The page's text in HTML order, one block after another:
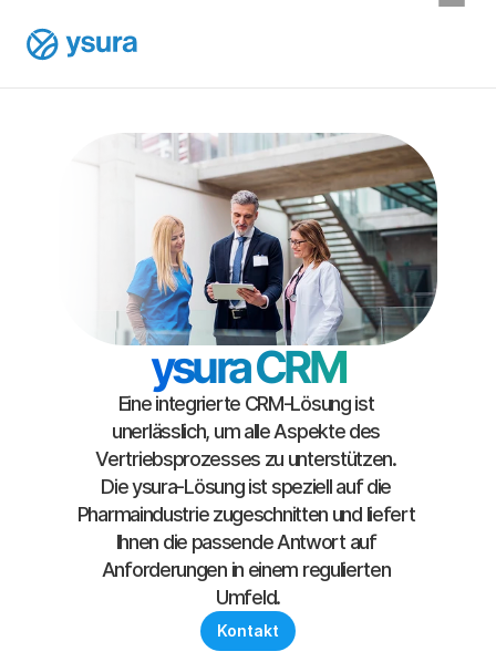
ysura CRM
Eine integrierte CRM-Lösung ist
unerlässlich, um alle Aspekte des
Vertriebsprozesses zu unterstützen.
Die ysura-Lösung ist speziell auf die
Pharmaindustrie zugeschnitten und liefert
Ihnen die passende Antwort auf
Anforderungen in einem regulierten
Umfeld.
Kontakt